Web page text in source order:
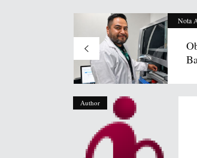
Nota
Author